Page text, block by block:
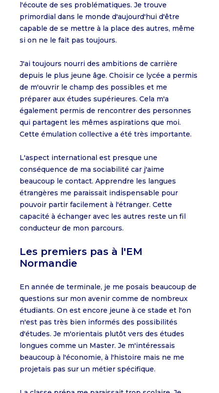
l'écoute de ses problématiques. Je trouve
primordial dans le monde d'aujourd'hui d'être
capable de se mettre à la place des autres, même
si on ne le fait pas toujours.
J'ai toujours nourri des ambitions de carrière
depuis le plus jeune âge. Choisir ce lycée a permis
de m'ouvrir le champ des possibles et me
préparer aux études supérieures. Cela m'a
également permis de rencontrer des personnes
qui partagent les mêmes aspirations que moi.
Cette émulation collective a été très importante.
L'aspect international est presque une
conséquence de ma sociabilité car j'aime
beaucoup le contact. Apprendre les langues
étrangères me paraissait indispensable pour
pouvoir partir facilement à l'étranger. Cette
capacité à échanger avec les autres reste un fil
conducteur de mon parcours.
Les premiers pas à l'EM
Normandie
En année de terminale, je me posais beaucoup de
questions sur mon avenir comme de nombreux
étudiants. On est encore jeune à ce stade et l'on
n'est pas très bien informés des possibilités
d'études. Je m'orientais plutôt vers des études
longues comme un Master. Je m'intéressais
beaucoup à l'économie, à l'histoire mais ne me
projetais pas sur un métier spécifique.